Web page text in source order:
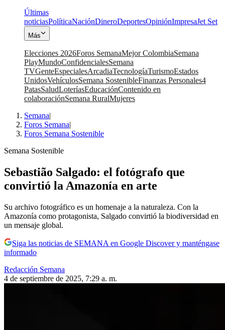
Últimas
noticiasPolíticaNaciónDineroDeportesOpiniónImpresaJet Set
Más
Elecciones 2026Foros SemanaMejor ColombiaSemana
PlayMundoConfidencialesSemana
TVGenteEspecialesArcadiaTecnologíaTurismoEstados
UnidosVehículosSemana SostenibleFinanzas Personales4
PatasSaludLoteríasEducaciónContenido en
colaboraciónSemana RuralMujeres
Semana|
Foros Semana|
Foros Semana Sostenible
Semana Sostenible
Sebastião Salgado: el fotógrafo que
convirtió la Amazonía en arte
Su archivo fotográfico es un homenaje a la naturaleza. Con la
Amazonía como protagonista, Salgado convirtió la biodiversidad en
un mensaje global.
Siga las noticias de SEMANA en Google Discover y manténgase
informado
Redacción Semana
4 de septiembre de 2025, 7:29 a. m.